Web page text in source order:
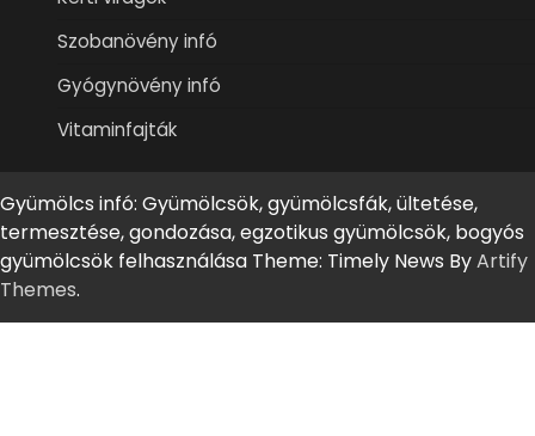
Szobanövény infó
Gyógynövény infó
Vitaminfajták
Gyümölcs infó: Gyümölcsök, gyümölcsfák, ültetése,
termesztése, gondozása, egzotikus gyümölcsök, bogyós
gyümölcsök felhasználása Theme: Timely News ByArtify
Themes.